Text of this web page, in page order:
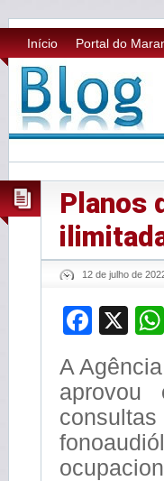
Início Portal do
Planos
12 de julho de
X
A